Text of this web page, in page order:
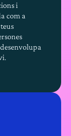
i
com a